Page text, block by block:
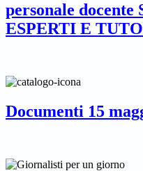
personale docente
ESPERTI E
Documenti 15